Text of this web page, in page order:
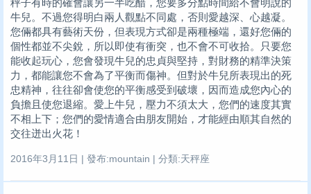
秤子有時的確會讓另一半吃醋，您要多分點時間給不會明說的
牛兒。不過您得明白兩人觀點不同處，否則愛越深、心越凝。
您倆都具有藝術天份，但表現方式卻是兩種極端，還好您倆的
個性都並不尖銳，所以即使有衝突，也不會不可收拾。只要您
能收起玩心，您會發現牛兒的忠貞與堅持，對財務的精準決策
力，都能讓您不會為了平衡而傷神。但對於牛兒所表現出的死
忠精神，往往卻會使您的平衡感受到破壞，因而造成您內心的
負擔且使您退縮。愛上牛兒，壓力不須太大，您們的速度其實
不相上下；您們的愛情適合由朋友開始，才能經由順其自然的
交往迸出火花！
2016年3月11日 | 發布:mountain | 分類:天秤座